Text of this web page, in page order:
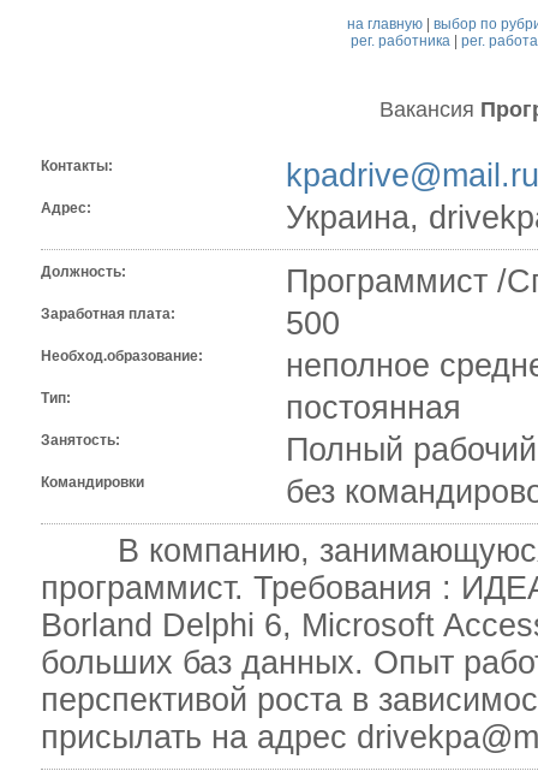
на главную |выбор по
рег. работника| рег.
Вакансия
Контакты: kpadrive@mail.ru
Адрес: Украина,
Должность: Программист /
Заработная плата: 500
Необход.образование: неполное
Тип: постоянная
Занятость: Полный
Командировки
без
В компанию, занимающуюся
программист. Требования :
Borland Delphi 6, Microsoft
больших баз данных. Опыт
перспективой роста в
присылать на адрес